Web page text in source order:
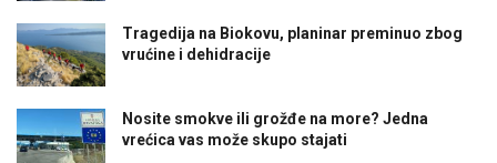
Tragedija na Biokovu, planinar preminuo zbog
vrućine i dehidracije
Nosite smokve ili grožđe na more? Jedna
vrećica vas može skupo stajati